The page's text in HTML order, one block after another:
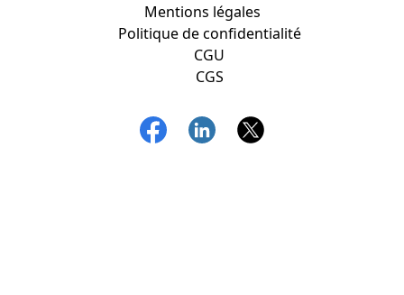
Mentions légales
Politique de confidentialité
CGU
CGS